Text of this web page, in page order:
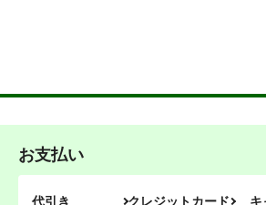
お支払い
代引き クレジットカード